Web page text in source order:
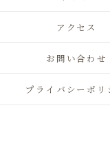
アクセス
お問い合わせ
プライバシーポリ